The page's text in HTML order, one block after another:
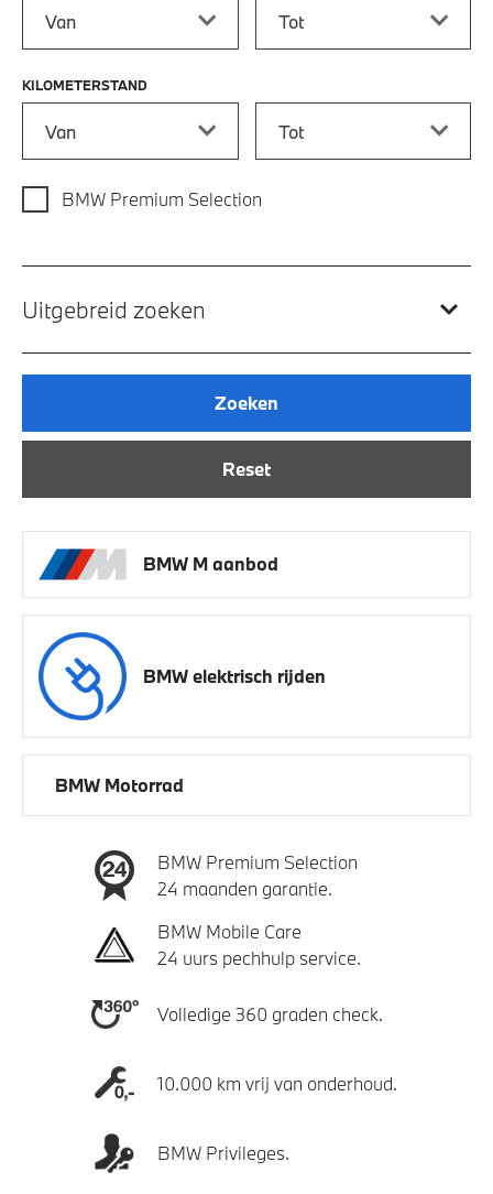
KILOMETERSTAND
BMW Premium Selection
Uitgebreid zoeken
Reset
Zoeken
BMW M aanbod
BMW elektrisch rijden
BMW Motorrad
BMW Premium Selection
24 maanden garantie.
BMW Mobile Care
24 uurs pechhulp service.
Volledige 360 graden check.
10.000 km vrij van onderhoud.
BMW Privileges.